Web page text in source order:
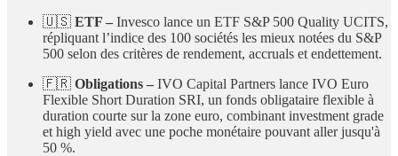
🇺🇸 ETF – Invesco lance un ETF S&P 500 Quality UCITS,
répliquant l’indice des 100 sociétés les mieux notées du S&P
500 selon des critères de rendement, accruals et endettement.
🇫🇷 Obligations – IVO Capital Partners lance IVO Euro
Flexible Short Duration SRI, un fonds obligataire flexible à
duration courte sur la zone euro, combinant investment grade
et high yield avec une poche monétaire pouvant aller jusqu'à
50 %.